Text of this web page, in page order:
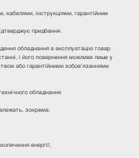
кабелями, інструкціями, гарантійним
придбання.
обладнання в експлуатацію товар
і його повернення можливе лише у
або гарантійними зобов’язаннями
обладнання
зокрема:
енергії;